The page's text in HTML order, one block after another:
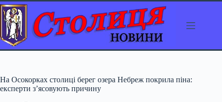
Перейти
до
вмісту
На Осокорках столиці берег озера Небреж покрила піна:
експерти з’ясовують причину